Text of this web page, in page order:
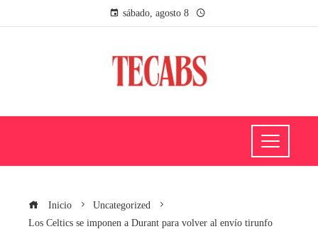
sábado, agosto 8
Inicio
Uncategorized
Los Celtics se imponen a Durant para volver al envío tirunfo